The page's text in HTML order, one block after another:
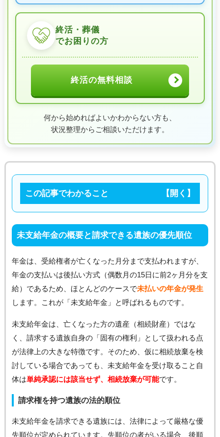
終活・葬儀
でお困りの方
終活の無料相談
何から始めればよいかわからない方も、
状況整理からご相談いただけます。
この記事でわかること
未支給年金の概要と請求できる遺族の優先順位
年金は、受給権者が亡くなった月分まで支払われますが、
年金の支払いは後払い方式（偶数月の15日に前2ヶ月分を支
給）であるため、ほとんどのケースで未払いの年金が発生
します。これが「未支給年金」と呼ばれるものです。
未支給年金は、亡くなった方の遺産（相続財産）ではな
く、請求する遺族自身の「固有の権利」として扱われる点
が法律上の大きな特徴です。そのため、仮に相続放棄を検
討している場合であっても、未支給年金を受け取ること自
体は単純承認には該当せず、相続放棄が可能です。
請求権を持つ遺族の法的順位
未支給年金を請求できる遺族には、法律によって厳格な優
先順位が定められています。先順位の者がいる場合、後順